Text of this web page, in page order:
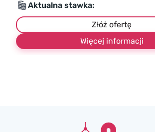
Aktualna stawka:
Złóż ofertę
Więcej informacji